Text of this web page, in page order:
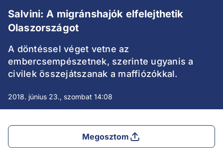
Salvini: A migránshajók elfelejthetik
Olaszországot
A döntéssel véget vetne az
embercsempészetnek, szerinte ugyanis a
civilek összejátszanak a maffiózókkal.
2018. június 23., szombat 14:08
Megosztom